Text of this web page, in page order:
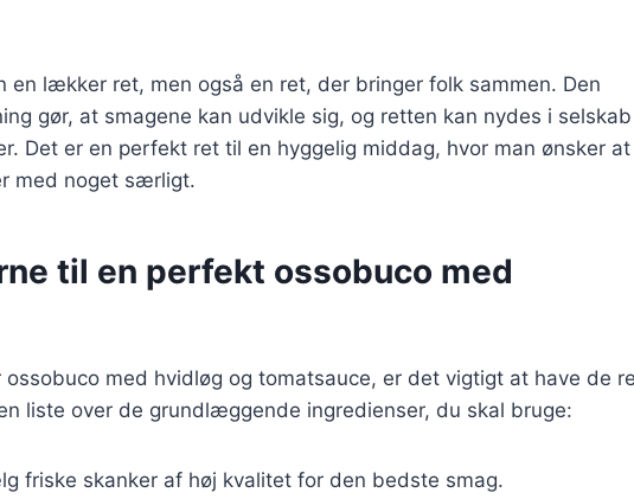
en lækker ret, men også en ret, der bringer folk sammen. Den
gør, at smagene kan udvikle sig, og retten kan nydes i selskab
Det er en perfekt ret til en hyggelig middag, hvor man ønsker at
med noget særligt.
til en perfekt ossobuco med
med hvidløg og tomatsauce, er det vigtigt at have de
liste over de grundlæggende ingredienser, du skal bruge:
friske skanker af høj kvalitet for den bedste smag.